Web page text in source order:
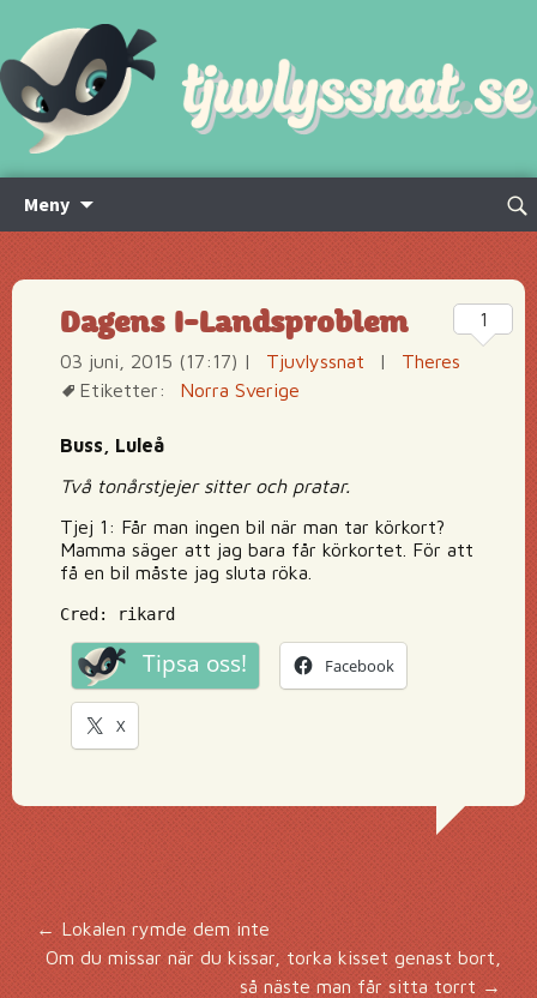
Meny
innehåll
Sök
Dagens I-Landsproblem
03 juni, 2015 (17:17) | Tjuvlyssnat |
Theres
Etiketter:
Norra Sverige
Buss, Luleå
Två tonårstjejer sitter och pratar.
Tjej 1: Får man ingen bil när man tar körkort?
Mamma säger att jag bara får körkortet. För att
få en bil måste jag sluta röka.
Cred: rikard
Tipsa oss! Facebook
X
1
Inläggsnavigering
←Lokalen rymde dem inte
Om du missar när du kissar, torka kisset genast bort,
så näste man får sitta torrt →